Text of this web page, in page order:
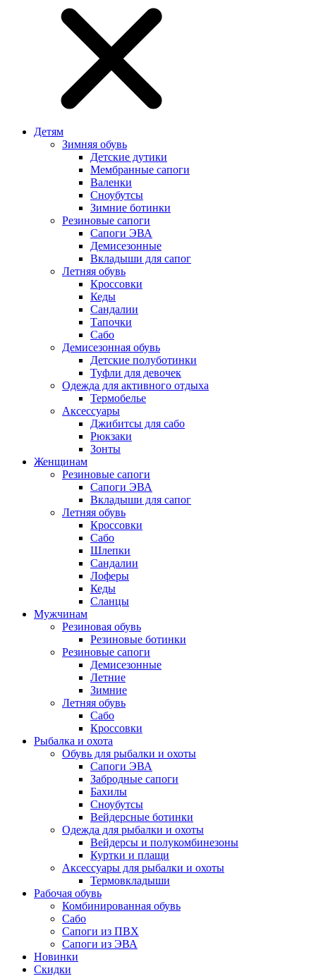
Детям
Зимняя обувь
Детские дутики
Мембранные сапоги
Валенки
Сноубутсы
Зимние ботинки
Резиновые сапоги
Сапоги ЭВА
Демисезонные
Вкладыши для сапог
Летняя обувь
Кроссовки
Кеды
Сандалии
Тапочки
Сабо
Демисезонная обувь
Детские полуботинки
Туфли для девочек
Одежда для активного отдыха
Термобелье
Аксессуары
Джибитсы для сабо
Рюкзаки
Зонты
Женщинам
Резиновые сапоги
Cапоги ЭВА
Вкладыши для сапог
Летняя обувь
Кроссовки
Сабо
Шлепки
Сандалии
Лоферы
Кеды
Сланцы
Мужчинам
Резиновая обувь
Резиновые ботинки
Резиновые сапоги
Демисезонные
Летние
Зимние
Летняя обувь
Сабо
Кроссовки
Рыбалка и охота
Обувь для рыбалки и охоты
Сапоги ЭВА
Забродные сапоги
Бахилы
Сноубутсы
Вейдерсные ботинки
Одежда для рыбалки и охоты
Вейдерсы и полукомбинезоны
Куртки и плащи
Аксессуары для рыбалки и охоты
Термовкладыши
Рабочая обувь
Комбинированная обувь
Сабо
Сапоги из ПВХ
Сапоги из ЭВА
Новинки
Скидки